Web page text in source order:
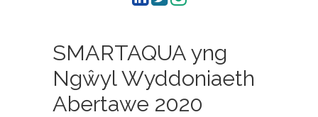
SMARTAQUA yng
Ngŵyl Wyddoniaeth
Abertawe 2020